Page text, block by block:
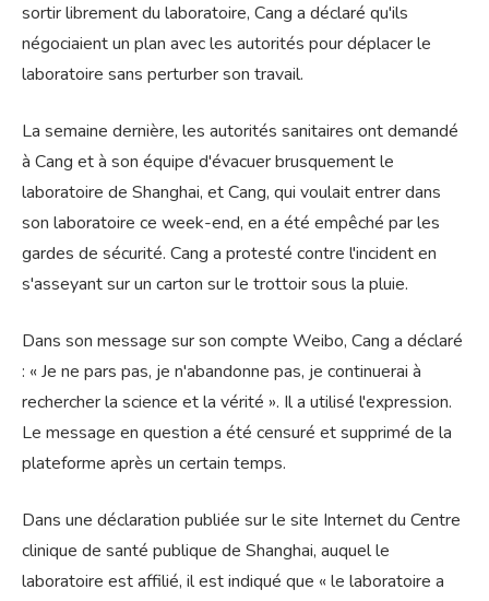
sortir librement du laboratoire, Cang a déclaré qu'ils
négociaient un plan avec les autorités pour déplacer le
laboratoire sans perturber son travail.
La semaine dernière, les autorités sanitaires ont demandé
à Cang et à son équipe d'évacuer brusquement le
laboratoire de Shanghai, et Cang, qui voulait entrer dans
son laboratoire ce week-end, en a été empêché par les
gardes de sécurité. Cang a protesté contre l'incident en
s'asseyant sur un carton sur le trottoir sous la pluie.
Dans son message sur son compte Weibo, Cang a déclaré
: « Je ne pars pas, je n'abandonne pas, je continuerai à
rechercher la science et la vérité ». Il a utilisé l'expression.
Le message en question a été censuré et supprimé de la
plateforme après un certain temps.
Dans une déclaration publiée sur le site Internet du Centre
clinique de santé publique de Shanghai, auquel le
laboratoire est affilié, il est indiqué que « le laboratoire a